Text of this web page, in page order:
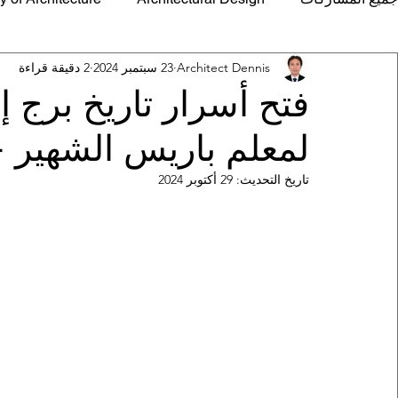
Building Utilities
Building Technology
News
Timely Tips and Advice
فتح أسرار تاريخ
لمعلم باريس الشهير
Architect Dennis 23 سبتمبر 2024 2 دقيقة قراءة
تاريخ التحديث: 29 أكتوبر 2024